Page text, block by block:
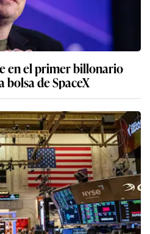
en el primer billonario
de SpaceX